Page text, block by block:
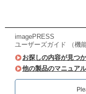
imagePRESS
ユーザーズガイド （機
お探しの内容が見つ
他の製品のマニュア